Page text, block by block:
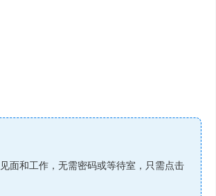
面和工作，无需密码或等待室，只需点击